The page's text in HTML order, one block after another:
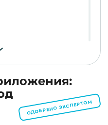
ОДОБРЕНО ЭКСПЕРТОМ